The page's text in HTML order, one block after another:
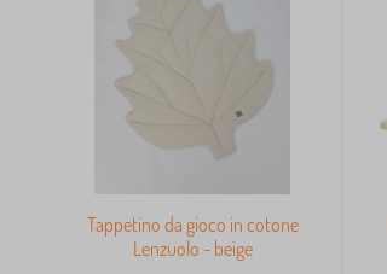
Tappetino da gioco in cotone
Lenzuolo - beige